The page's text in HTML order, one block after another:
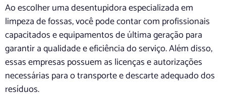
Ao escolher uma desentupidora especializada em
limpeza de fossas, você pode contar com profissionais
capacitados e equipamentos de última geração para
garantir a qualidade e eficiência do serviço. Além disso,
essas empresas possuem as licenças e autorizações
necessárias para o transporte e descarte adequado dos
resíduos.